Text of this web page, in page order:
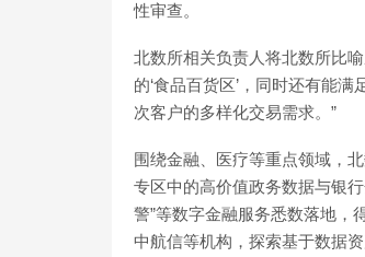
性审查。
北数所相关负责人将北数所比
的‘食品百货区’，同时还有能
次客户的多样化交易需求。”
围绕金融、医疗等重点领域，
专区中的高价值政务数据与银
警”等数字金融服务悉数落地，
中航信等机构，探索基于数据